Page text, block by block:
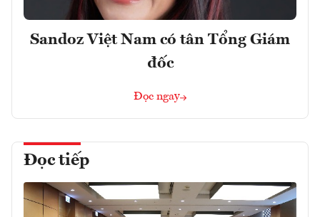
Sandoz Việt Nam có tân Tổng Giám
đốc
Đọc ngay
Đọc tiếp